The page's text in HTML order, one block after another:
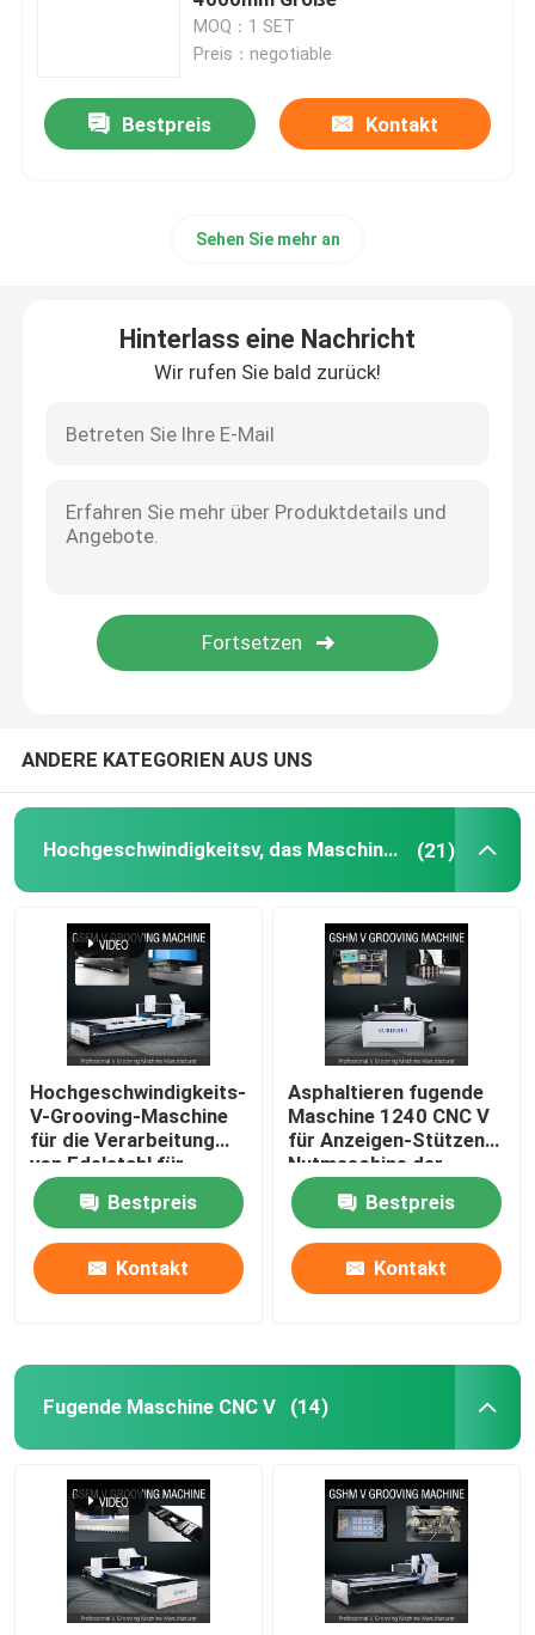
Blech, das Maschine fugt
V-Groover-Maschine
v-Nutschneidemaschine
Cnc-Blatt-Trennschneider
Schneidemaschine CNC V
V-Nut-Maschine für Metall
MOQ：1 SET
Preis：negotiable
Bestpreis Kontakt
Sehen Sie mehr an
Hinterlass eine Nachricht
Wir rufen Sie bald zurück!
ANDERE KATEGORIEN AUS UNS
Hochgeschwindigkeitsv, das Maschine fugt (21)
Hochgeschwindigkeits-
V-Grooving-Maschine
für die Verarbeitung
von Edelstahl für
Wohnkultur
Bestpreis
Kontakt
Asphaltieren fugende
Maschine 1240 CNC V
für Anzeigen-Stützen
Nutmaschine der
Möbel-V
Bestpreis
Kontakt
Fugende Maschine CNC V (14)